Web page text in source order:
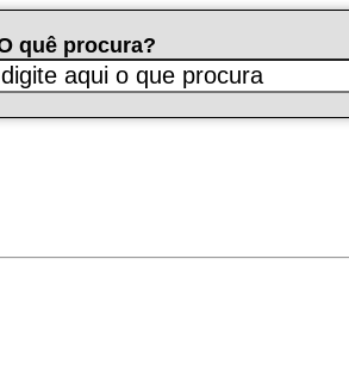
quê procura?